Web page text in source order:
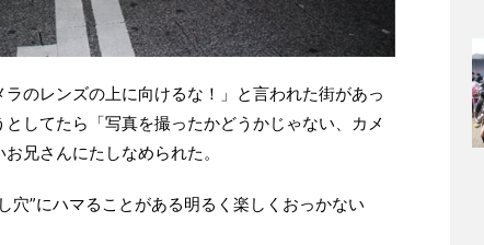
のレンズの上に向けるな！」と言われた街があっ
してたら「写真を撮ったかどうかじゃない、カメ
兄さんにたしなめられた。
穴”にハマることがある明るく楽しくおっかない